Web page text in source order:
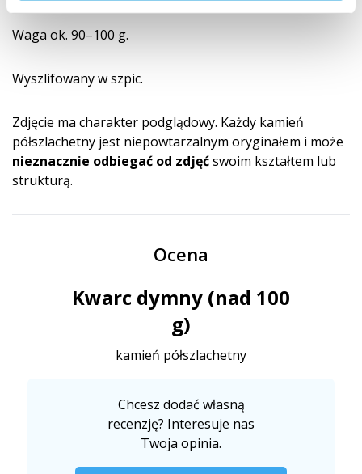
Waga ok. 90–100 g.
Wyszlifowany w szpic.
Zdjęcie ma charakter podglądowy. Każdy kamień
półszlachetny jest niepowtarzalnym oryginałem i może
nieznacznie odbiegać od zdjęćswoim kształtem lub
strukturą.
Ocena
Kwarc dymny (nad 100
g)
kamień półszlachetny
Chcesz dodać własną
recenzję? Interesuje nas
Twoja opinia.